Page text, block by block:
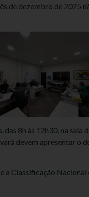
de dezembro de 2025
das 8h às 12h30, na
devem apresentar o
Classificação